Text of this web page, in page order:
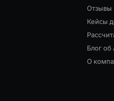
Отзывы
Кейсы
Блог
О